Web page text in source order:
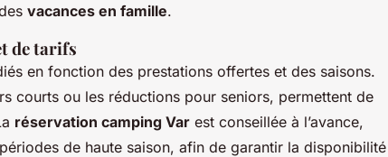
vacances en famille.
de tarifs
en fonction des prestations offertes et des saisons.
courts ou les réductions pour seniors, permettent de
réservation camping Var est conseillée à l’avance,
de haute saison, afin de garantir la disponibilité